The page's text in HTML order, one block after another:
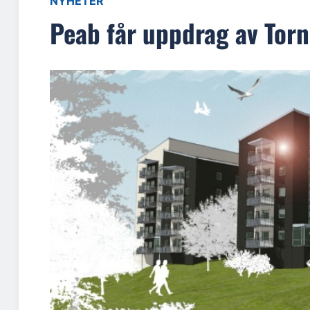
Peab får uppdrag av